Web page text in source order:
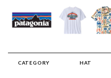
CATEGORY HAT